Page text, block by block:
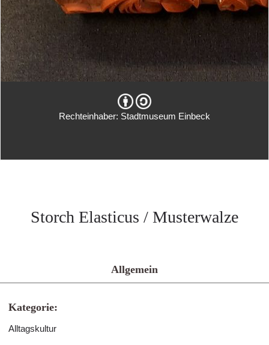
Rechteinhaber: Stadtmuseum Einbeck
Storch Elasticus / Musterwalze
Allgemein
Kategorie:
Alltagskultur